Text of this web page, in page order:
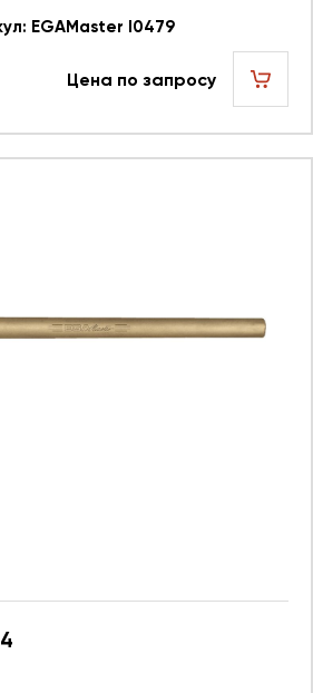
EGAMaster I0479
Цена по запросу